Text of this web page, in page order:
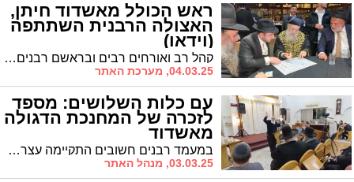
ראש הכולל מאשדוד חיתן,
האצולה הרבנית השתתפה
(וידאו)
קהל רב ואורחים רבים ובראשם רבנים חשובים ואישי ציבור השתתפו בשמחת נישואי בנו של הרה"ג ר' יצחק שטרית שליט"א ראש הכולל במוסדות "החיד"א" וממקימי עולה של תורה בעיר ונכדו של רבי דוד שטרית מייסד מוסדות החיד"א ומקורבו של האדמו"ר הבבא מאיר זצוק"ל
04.03.25, מערכת האתר
עם כלות השלושים: מספד
לזכרה של המחנכת הדגולה
מאשדוד
במעמד רבנים חשובים התקיימה עצרת מספד למחנכת הדגולה מרת רבקה נעמי בוכריץ ע"ה בבית הכנסת "יוסף לקח" | הרב בוכריץ סיפר על היכרותו הראשונה עם מרן הגר"ע יוסף זצוק"ל בשנת תשכ"ו שהגיע אחר כך לבקרו באשדוד
03.03.25, מנהל האתר